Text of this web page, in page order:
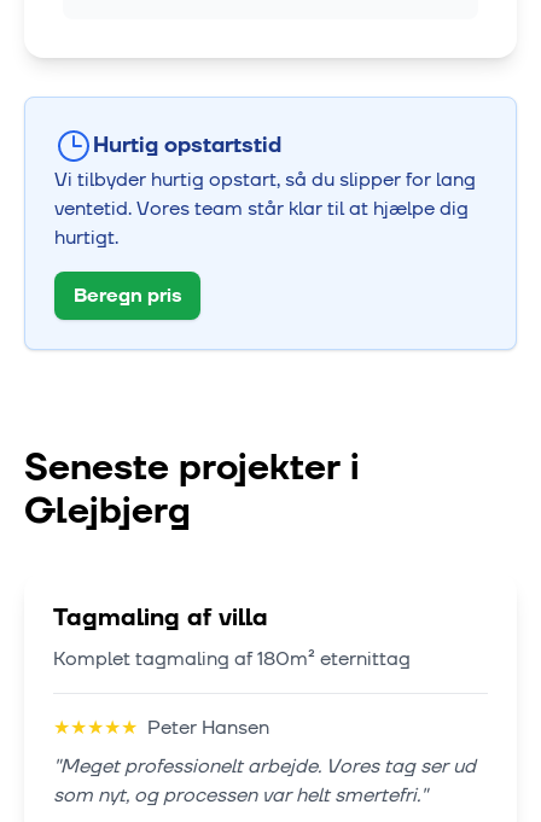
Hurtig opstartstid
Vi tilbyder hurtig opstart, så du slipper for lang
ventetid. Vores team står klar til at hjælpe dig
hurtigt.
Beregn pris
Seneste projekter i
Glejbjerg
Tagmaling af villa
Komplet tagmaling af 180m² eternittag
★★★★★ Peter Hansen
"Meget professionelt arbejde. Vores tag ser ud
som nyt, og processen var helt smertefri."